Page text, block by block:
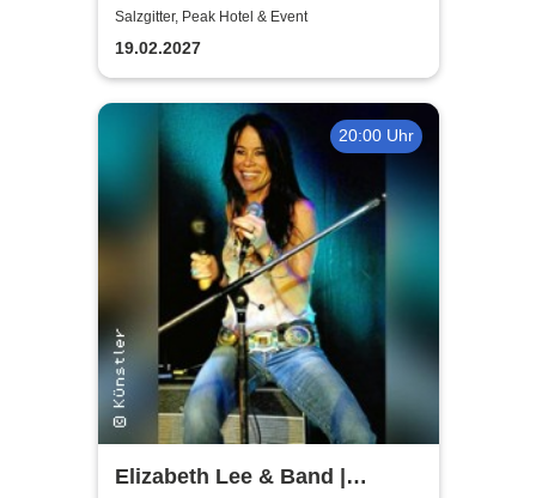
Vermächtnis
Salzgitter, Peak Hotel & Event
19.02.2027
20:00 Uhr
Elizabeth Lee & Band |